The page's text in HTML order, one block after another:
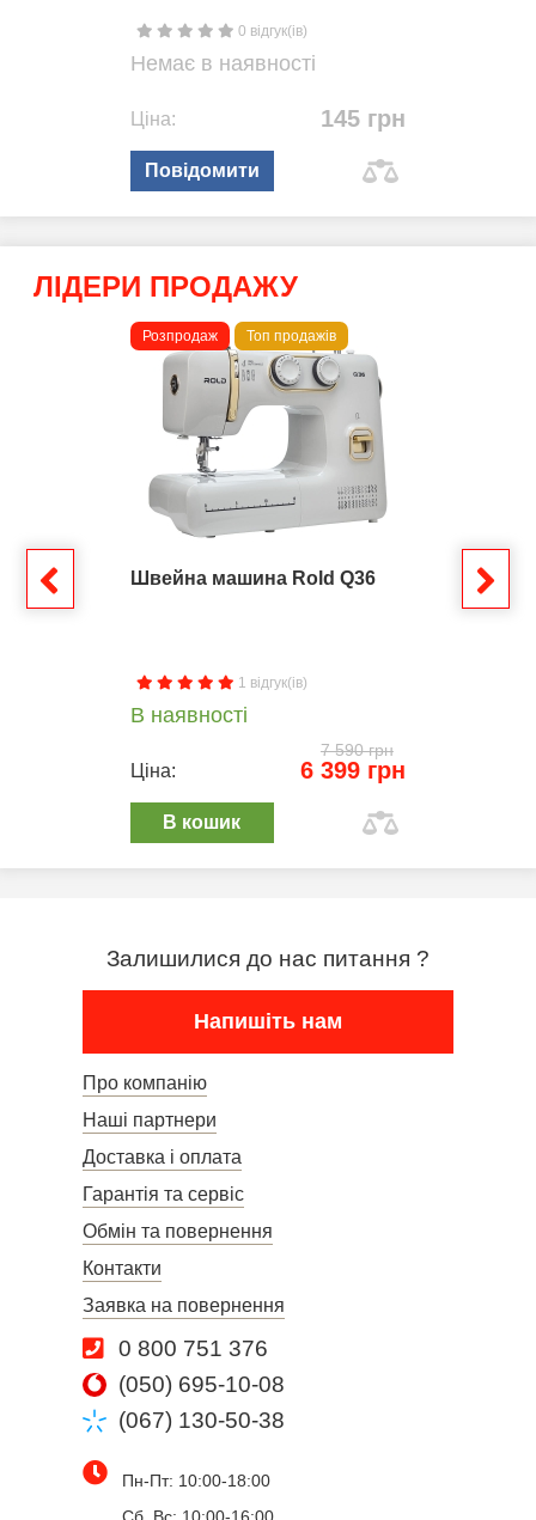
0 відгук(ів)
Немає в наявності
Ціна: 145 грн
Повідомити
ЛІДЕРИ ПРОДАЖУ
Розпродаж Топ продажів
Швейна машина Rold Q36
1 відгук(ів)
В наявності
7 590 грн
Ціна: 6 399 грн
В кошик
Залишилися до нас питання ?
Напишіть нам
Про компанію
Наші партнери
Доставка і оплата
Гарантія та сервіс
Обмін та повернення
Контакти
Заявка на повернення
0 800 751 376
(050) 695-10-08
(067) 130-50-38
Пн-Пт: 10:00-18:00